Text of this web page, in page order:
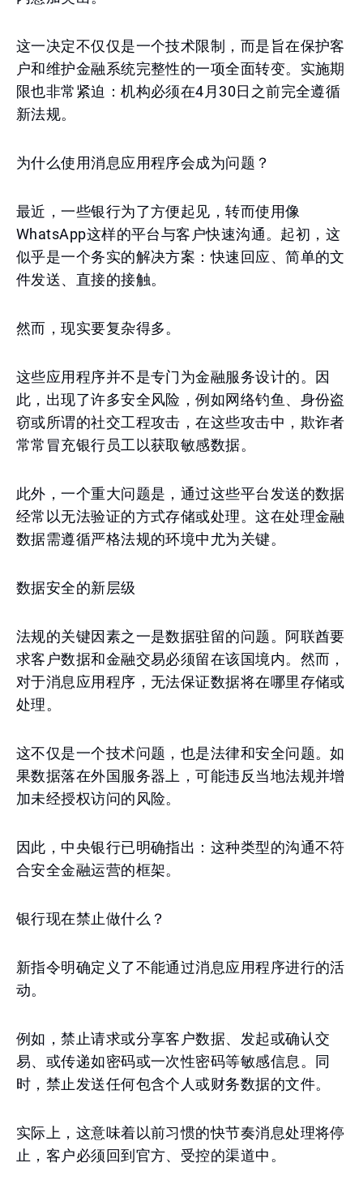
这一决定不仅仅是一个技术限制，而是旨在保护客
户和维护金融系统完整性的一项全面转变。实施期
限也非常紧迫：机构必须在4月30日之前完全遵循
新法规。
为什么使用消息应用程序会成为问题？
最近，一些银行为了方便起见，转而使用像
WhatsApp这样的平台与客户快速沟通。起初，这
似乎是一个务实的解决方案：快速回应、简单的文
件发送、直接的接触。
然而，现实要复杂得多。
这些应用程序并不是专门为金融服务设计的。因
此，出现了许多安全风险，例如网络钓鱼、身份盗
窃或所谓的社交工程攻击，在这些攻击中，欺诈者
常常冒充银行员工以获取敏感数据。
此外，一个重大问题是，通过这些平台发送的数据
经常以无法验证的方式存储或处理。这在处理金融
数据需遵循严格法规的环境中尤为关键。
数据安全的新层级
法规的关键因素之一是数据驻留的问题。阿联酋要
求客户数据和金融交易必须留在该国境内。然而，
对于消息应用程序，无法保证数据将在哪里存储或
处理。
这不仅是一个技术问题，也是法律和安全问题。如
果数据落在外国服务器上，可能违反当地法规并增
加未经授权访问的风险。
因此，中央银行已明确指出：这种类型的沟通不符
合安全金融运营的框架。
银行现在禁止做什么？
新指令明确定义了不能通过消息应用程序进行的活
动。
例如，禁止请求或分享客户数据、发起或确认交
易、或传递如密码或一次性密码等敏感信息。同
时，禁止发送任何包含个人或财务数据的文件。
实际上，这意味着以前习惯的快节奏消息处理将停
止，客户必须回到官方、受控的渠道中。